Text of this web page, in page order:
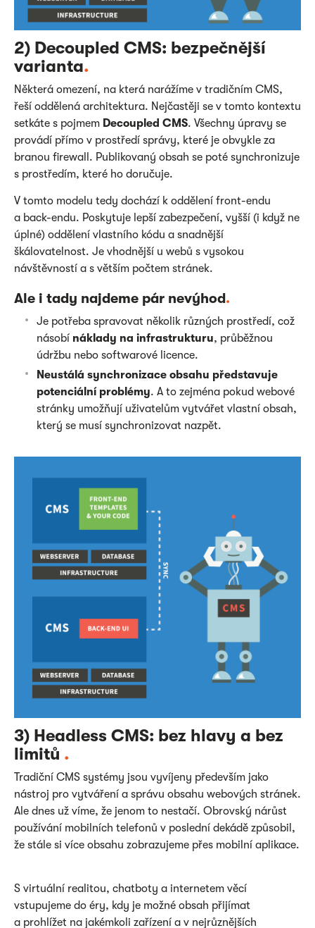
2) Decoupled CMS: bezpečnější
varianta.
Některá omezení, na která narážíme v tradičním CMS,
řeší oddělená architektura. Nejčastěji se v tomto kontextu
setkáte s pojmem Decoupled CMS. Všechny úpravy se
provádí přímo v prostředí správy, které je obvykle za
branou firewall. Publikovaný obsah se poté synchronizuje
s prostředím, které ho doručuje.
V tomto modelu tedy dochází k oddělení front-endu
a back-endu. Poskytuje lepší zabezpečení, vyšší (i když ne
úplné) oddělení vlastního kódu a snadnější
škálovatelnost. Je vhodnější u webů s vysokou
návštěvností a s větším počtem stránek.
Ale i tady najdeme pár nevýhod.
Je potřeba spravovat několik různých prostředí, což
násobí náklady na infrastrukturu, průběžnou
údržbu nebo softwarové licence.
Neustálá synchronizace obsahu představuje
potenciální problémy. A to zejména pokud webové
stránky umožňují uživatelům vytvářet vlastní obsah,
který se musí synchronizovat nazpět.
3) Headless CMS: bez hlavy a bez
limitů .
Tradiční CMS systémy jsou vyvíjeny především jako
nástroj pro vytváření a správu obsahu webových stránek.
Ale dnes už víme, že jenom to nestačí. Obrovský nárůst
používání mobilních telefonů v poslední dekádě způsobil,
že stále si více obsahu zobrazujeme přes mobilní aplikace.
S virtuální realitou, chatboty a internetem věcí
vstupujeme do éry, kdy je možné obsah přijímat
a prohlížet na jakémkoli zařízení a v nejrůznějších